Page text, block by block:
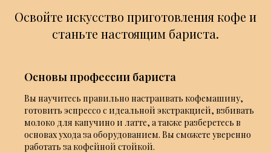
Освойте искусство приготовления кофе и
станьте настоящим бариста.
Основы профессии бариста
Вы научитесь правильно настраивать кофемашину,
готовить эспрессо с идеальной экстракцией, взбивать
молоко для капучино и латте, а также разберетесь в
основах ухода за оборудованием. Вы сможете уверенно
работать за кофейной стойкой.